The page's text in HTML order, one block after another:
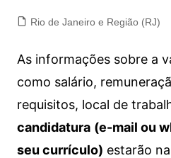
Rio de Janeiro e Região (RJ)
As informações sobre a
como salário,
requisitos, local de
candidatura (e-mail ou
seu currículo) estarão